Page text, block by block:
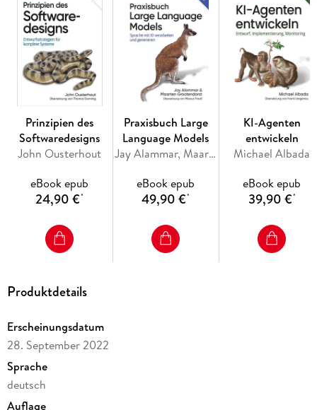
Fokus auf der strukturierten DDD-Denkweise und den
zentralen Prinzipien
Konkrete Hilfestellungen, wann Patterns genutzt werden
sollten und wann nicht
Grundideen zu vermitteln
Als Entwicklerin oder Entwickler müssen Sie technologische
Trends im Blick behalten, aber genauso die Business Domains
Prinzipien des
Softwaredesigns
John Ousterhout
eBook epub
24,90 €*
Praxisbuch Large
Language Models
Jay Alammar, Maarten Grootendorst
eBook epub
49,90 €*
KI-Agenten
entwickeln
Michael Albada
eBook epub
39,90 €*
Produktdetails
Erscheinungsdatum
28. September 2022
Sprache
deutsch
Auflage